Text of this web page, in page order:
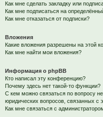
Как мне сделать закладку или
Как мне подписаться на
Как мне отказаться от подписки?
Вложения
Какие вложения разрешены на этой
Как мне найти мои вложения?
Информация о phpBB
Кто написал эту конференцию?
Почему здесь нет такой-то функции?
С кем можно связаться по вопросу
юридических вопросов, связанных с
Как мне связаться с